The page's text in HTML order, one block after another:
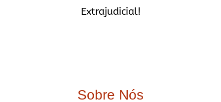
Extrajudicial!
Sobre Nós